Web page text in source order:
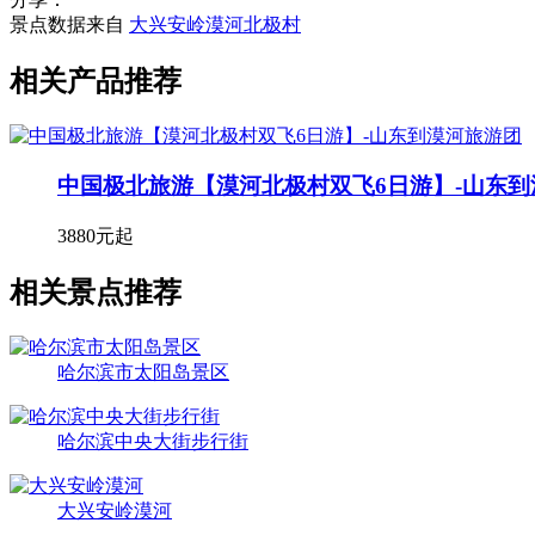
景点数据来自 大兴安岭漠河北极村
相关产品推荐
中国极北旅游【漠河北极村双飞6日游】-山东到
3880元起
相关景点推荐
哈尔滨市太阳岛景区
哈尔滨中央大街步行街
大兴安岭漠河